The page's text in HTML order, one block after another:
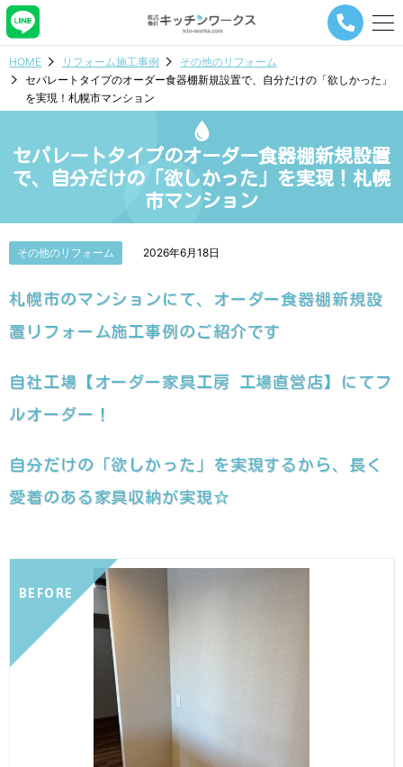
メ
ー
ビ
シ
ョ
ン
タ
HOME リフォーム施工事例
その他のリフォーム
セパレートタイプのオーダー食器棚新規設置で、自分だけの「欲しかった」
を実現！札幌市マンション
セパレートタイプのオーダー食器棚新規設置
で、自分だけの「欲しかった」を実現！札幌
市マンション
その他のリフォーム 2026年6月18日
札幌市のマンションにて、オーダー食器棚新規設
置リフォーム施工事例のご紹介です
自社工場【オーダー家具工房 工場直営店】にてフ
ルオーダー！
自分だけの「欲しかった」を実現するから、長く
愛着のある家具収納が実現☆
BEFORE